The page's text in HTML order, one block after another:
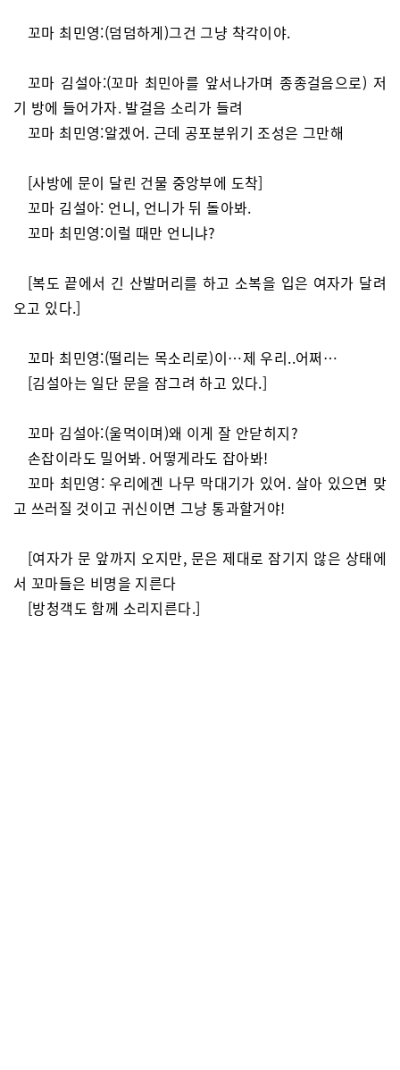
꼬마 최민영:(덤덤하게)그건 그냥 착각이야.
꼬마 김설아:(꼬마 최민아를 앞서나가며 종종걸음으로) 저
기 방에 들어가자. 발걸음 소리가 들려
꼬마 최민영:알겠어. 근데 공포분위기 조성은 그만해
[사방에 문이 달린 건물 중앙부에 도착]
꼬마 김설아: 언니, 언니가 뒤 돌아봐.
꼬마 최민영:이럴 때만 언니냐?
[복도 끝에서 긴 산발머리를 하고 소복을 입은 여자가 달려
오고 있다.]
꼬마 최민영:(떨리는 목소리로)이…제 우리..어쩌…
[김설아는 일단 문을 잠그려 하고 있다.]
꼬마 김설아:(울먹이며)왜 이게 잘 안닫히지?
손잡이라도 밀어봐. 어떻게라도 잡아봐!
꼬마 최민영: 우리에겐 나무 막대기가 있어. 살아 있으면 맞
고 쓰러질 것이고 귀신이면 그냥 통과할거야!
[여자가 문 앞까지 오지만, 문은 제대로 잠기지 않은 상태에
서 꼬마들은 비명을 지른다
[방청객도 함께 소리지른다.]